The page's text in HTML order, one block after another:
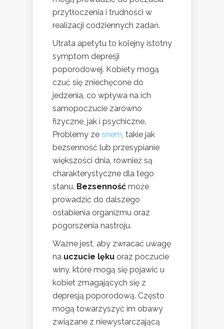
przytłoczenia i trudności w
realizacji codziennych zadań.
Utrata apetytu to kolejny istotny
symptom depresji
poporodowej. Kobiety mogą
czuć się zniechęcone do
jedzenia, co wpływa na ich
samopoczucie zarówno
fizyczne, jak i psychiczne.
Problemy ze snem , takie jak
bezsenność lub przesypianie
większości dnia, również są
charakterystyczne dla tego
stanu. Bezsenność może
prowadzić do dalszego
osłabienia organizmu oraz
pogorszenia nastroju.
Ważne jest, aby zwracać uwagę
na uczucie lęku oraz poczucie
winy, które mogą się pojawić u
kobiet zmagających się z
depresją poporodową. Często
mogą towarzyszyć im obawy
związane z niewystarczającą